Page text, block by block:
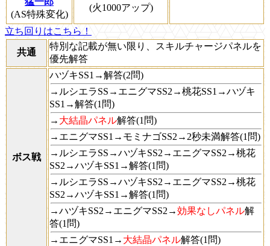
(AS特殊変化)
(火1000アップ)
立ち回りはこちら！
共通
特別な記載が無い限り、スキルチャージパネルを
優先解答
ボス戦
ハヅキSS1→解答(2問)
→ルシエラSS→エニグマSS2→桃花SS1→ハヅキ
SS1→解答(1問)
→ 大結晶パネル解答(1問)
→エニグマSS1→モミナゴSS2→2秒未満解答(1問)
→ルシエラSS→ハヅキSS2→エニグマSS2→桃花
SS2→ハヅキSS1→解答(1問)
→ルシエラSS→ハヅキSS2→エニグマSS2→桃花
SS2→ハヅキSS1→解答(1問)
→ハヅキSS2→エニグマSS2→効果なしパネル解
答(1問)
→エニグマSS1→ 大結晶パネル解答(1問)